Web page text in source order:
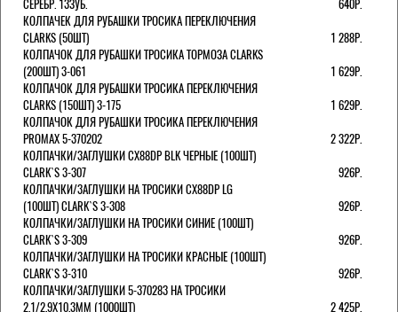
СЕРЕБР. 13ЗУБ.
640Р.
КОЛПАЧЕК ДЛЯ РУБАШКИ ТРОСИКА ПЕРЕКЛЮЧЕНИЯ
CLARKS (50ШТ)
1 288Р.
КОЛПАЧОК ДЛЯ РУБАШКИ ТРОСИКА ТОРМОЗА CLARKS
(200ШТ) 3-061
1 629Р.
КОЛПАЧОК ДЛЯ РУБАШКИ ТРОСИКА ПЕРЕКЛЮЧЕНИЯ
CLARKS (150ШТ) 3-175
1 629Р.
КОЛПАЧОК ДЛЯ РУБАШКИ ТРОСИКА ПЕРЕКЛЮЧЕНИЯ
PROMAX 5-370202
2 322Р.
КОЛПАЧКИ/3АГЛУШКИ CX88DP BLK ЧЕРНЫЕ (100ШТ)
CLARK`S 3-307
926Р.
КОЛПАЧКИ/3АГЛУШКИ НА ТРОСИКИ CX88DP LG
(100ШТ) CLARK`S 3-308
926Р.
КОЛПАЧКИ/3АГЛУШКИ НА ТРОСИКИ СИНИЕ (100ШТ)
CLARK`S 3-309
926Р.
КОЛПАЧКИ/3АГЛУШКИ НА ТРОСИКИ КРАСНЫЕ (100ШТ)
CLARK`S 3-310
926Р.
КОЛПАЧКИ/3АГЛУШКИ 5-370283 НА ТРОСИКИ
2,1/2,9Х10,3ММ (1000ШТ)
2 425Р.